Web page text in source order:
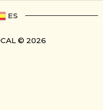
ES
© 2026